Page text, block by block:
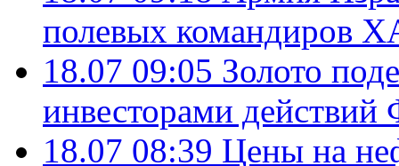
полевых командиров
18.07 09:05 Золото
инвесторами
18.07 08:39 Цены на